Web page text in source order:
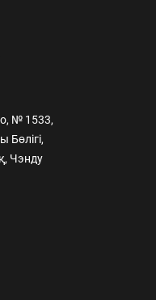
№ 1533,
Чэнду